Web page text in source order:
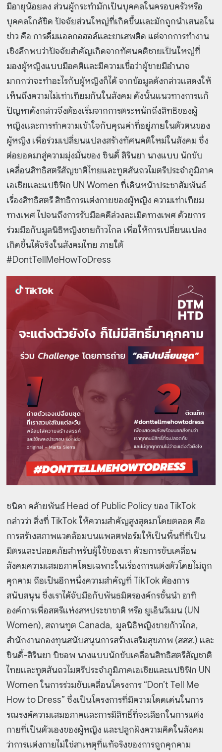
มีอายุน้อยลง ส่วนผู้กระทำมักเป็นบุคคลในครอบครัวหรือ
บุคคลใกล้ชิด ปัจจัยส่วนใหญ่ที่เกิดขึ้นและมักถูกนำเสนอใน
ข่าว คือ การดื่มแอลกอฮอล์และยาเสพติด แต่จากการทำงาน
เชิงลึกพบว่าปัจจัยสำคัญเกิดจากทัศนคติชายเป็นใหญ่ที่
มองผู้หญิงแบบมีอคติและมีความเชื่อว่าผู้ชายมีอำนาจ
มากกว่าจะทำอะไรกับผู้หญิงก็ได้ จากข้อมูลดังกล่าวแสดงให้
เห็นถึงความไม่เท่าเทียมกันในสังคม ดังนั้นแนวทางการแก้
ปัญหาดังกล่าวจึงต้องเริ่มจากการตระหนักถึงสิทธิของผู้
หญิงและการทำความเข้าใจกับคุณค่าที่อยู่ภายในตัวตนของ
ผู้หญิง เพื่อร่วมเปลี่ยนแปลงสร้างทัศนคติใหม่ในสังคม ซึ่ง
ต่อยอดมาสู่ความมุ่งมั่นของ ซินดี้ สิรินยา นางแบบ นักขับ
เคลื่อนสิทธิสตรีสัญชาติไทยและทูตสันถวไมตรีประจำภูมิภาค
เอเชียและแปซิฟิก UN Women ที่เดินหน้าประชาสัมพันธ์
เรื่องสิทธิสตรี สิทธิการแต่งกายของผู้หญิง ความเท่าเทียม
ทางเพศ ไปจนถึงการรับมือคดีล่วงละเมิดทางเพศ ด้วยการ
ร่วมมือกับมูลนิธิหญิงชายก้าวไกล เพื่อให้การเปลี่ยนแปลง
เกิดขึ้นได้จริงในสังคมไทย ภายใต้
#DontTellMeHowToDress
ชนิดา คล้ายพันธ์ Head of Public Policy ของ TikTok
กล่าวว่า สิ่งที่ TikTok ให้ความสำคัญสูงสุดมาโดยตลอด คือ
การสร้างสภาพแวดล้อมบนแพลตฟอร์มให้เป็นพื้นที่ที่เป็น
มิตรและปลอดภัยสำหรับผู้ใช้ของเรา ด้วยการขับเคลื่อน
สังคมความเสมอภาคโดยเฉพาะในเรื่องการแต่งตัวโดยไม่ถูก
คุกคาม ถือเป็นอีกหนึ่งความสำคัญที่ TikTok ต้องการ
สนับสนุน ซึ่งเราได้จับมือกับพันธมิตรองค์กรชั้นนำ อาทิ
องค์การเพื่อสตรีแห่งสหประชาชาติ หรือ ยูเอ็นวีเมน (UN
Women), สถานทูต Canada, มูลนิธิหญิงชายก้าวไกล,
สำนักงานกองทุนสนับสนุนการสร้างเสริมสุขภาพ (สสส.) และ
ซินดี้-สิรินยา บิชอพ นางแบบนักขับเคลื่อนสิทธิสตรีสัญชาติ
ไทยและทูตสันถวไมตรีประจำภูมิภาคเอเชียและแปซิฟิก UN
Women ในการร่วมขับเคลื่อนโครงการ “Don’t Tell Me
How to Dress” ซึ่งเป็นโครงการที่มีความโดดเด่นในการ
รณรงค์ความเสมอภาคและการมีสิทธิ์ที่จะเลือกในการแต่ง
กายที่เป็นตัวเองของผู้หญิง และปลูกฝังความคิดในสังคม
ว่าการแต่งกายไม่ใช่สาเหตุที่แท้จริงของการถูกคุกคาม